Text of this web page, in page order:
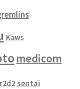
Kaws
medicom
r2d2 sentai